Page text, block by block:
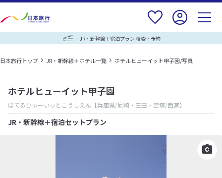
JR・新幹線＋宿泊プラン 検索・予約
日本旅行トップ JR・新幹線＋ホテル一覧 ホテルヒューイット甲子園/写真
ホテルヒューイット甲子園
ほてるひゅーいっとこうしえん 【兵庫県/尼崎・三田・宝塚/西宮】
JR・新幹線＋宿泊セットプラン